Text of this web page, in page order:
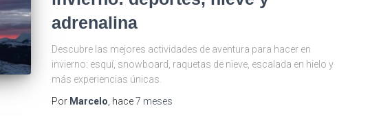
adrenalina
Descubre las mejores actividades de aventura para hacer en
invierno: esquí, snowboard, raquetas de nieve, escalada en hielo y
más experiencias únicas.
Por Marcelo , hace7 meses